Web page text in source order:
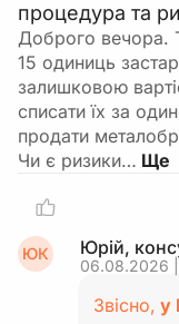
процедура та
Доброго вечора.
15 одиниць
залишковою
списати їх за
продати
Чи є ризики…
ЮК Юрій,
06.08.2026
Звісно, у